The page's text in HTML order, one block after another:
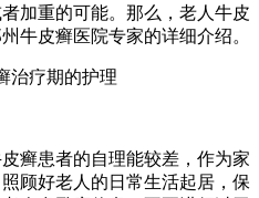
加重的可能。那么，老人牛皮
牛皮癣医院专家的详细介绍。
癣患者的自理能较差，作为家
顾好老人的日常生活起居，保